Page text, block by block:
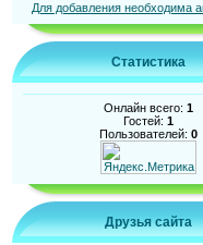
Для добавления необходима
Статистика
Онлайн всего: 1
Гостей: 1
Пользователей: 0
Друзья сайта